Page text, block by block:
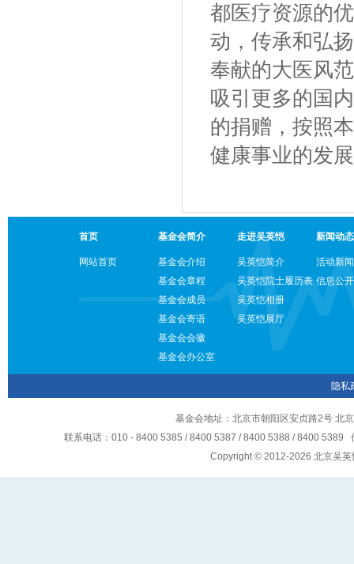
都医疗资源的
动，传承和弘
奉献的大医风
吸引更多的国
的捐赠，按照
健康事业的发
首页 基金会简介 走进吴英恺 新闻动态
网站首页
基金会介绍
基金会章程
基金会成员
基金会寄语
基金会会徽
基金会办公室
吴英恺简介
吴英恺院士履历表
吴英恺相册
吴英恺展厅
活动新闻
信息公开
隐私
基金会地址：北京市朝阳区安贞路2号 北
联系电话：010 - 8400 5385 / 8400 5387 / 8400 5388 / 8400
Copyright © 2012-2026 北京吴